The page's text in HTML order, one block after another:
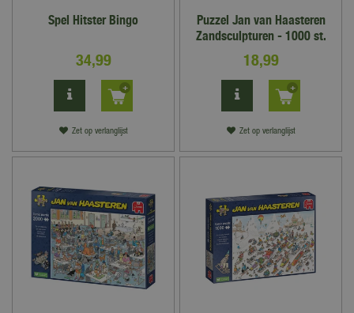
Spel Hitster Bingo
34,99
Zet op verlanglijst
Puzzel Jan van Haasteren
Zandsculpturen - 1000 st.
18,99
Zet op verlanglijst